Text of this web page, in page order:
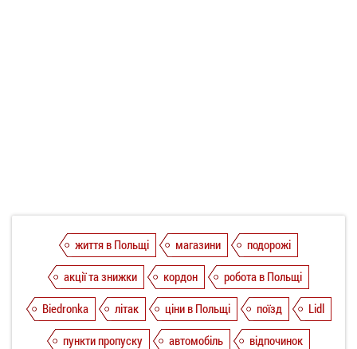
життя в Польщі магазини
подорожі
акції та знижки
кордон
робота в Польщі
Biedronka
літак ціни в Польщі поїзд
Lidl
пункти пропуску
автомобіль
відпочинок